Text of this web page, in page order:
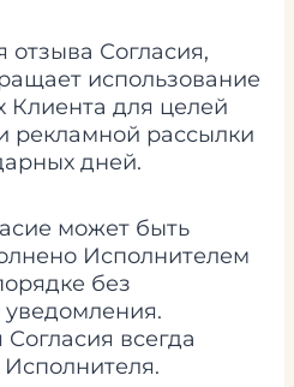
отзыва Согласия,
использование
Клиента для целей
рекламной рассылки
дней.
может быть
Исполнителем
без
уведомления.
всегда